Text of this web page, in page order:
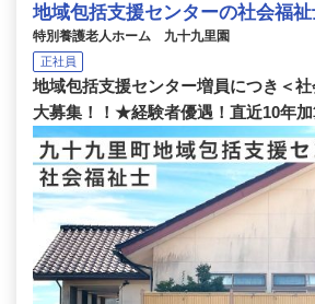
地域包括支援センターの社会福
特別養護老人ホーム 九十九里園
正社員
地域包括支援センター増員につき＜
大募集！！★経験者優遇！直近10年